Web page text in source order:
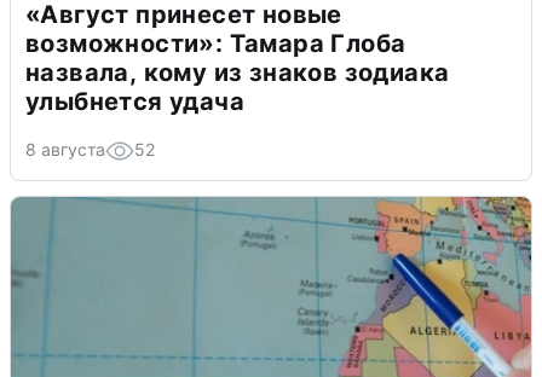
«Август принесет новые
возможности»: Тамара Глоба
назвала, кому из знаков зодиака
улыбнется удача
8 августа 52